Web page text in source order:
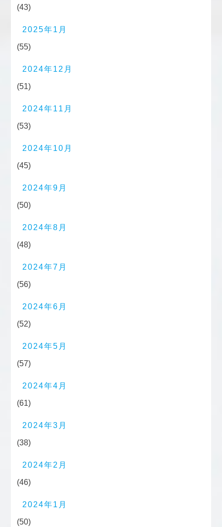
(43)
2025年1月
(55)
2024年12月
(51)
2024年11月
(53)
2024年10月
(45)
2024年9月
(50)
2024年8月
(48)
2024年7月
(56)
2024年6月
(52)
2024年5月
(57)
2024年4月
(61)
2024年3月
(38)
2024年2月
(46)
2024年1月
(50)